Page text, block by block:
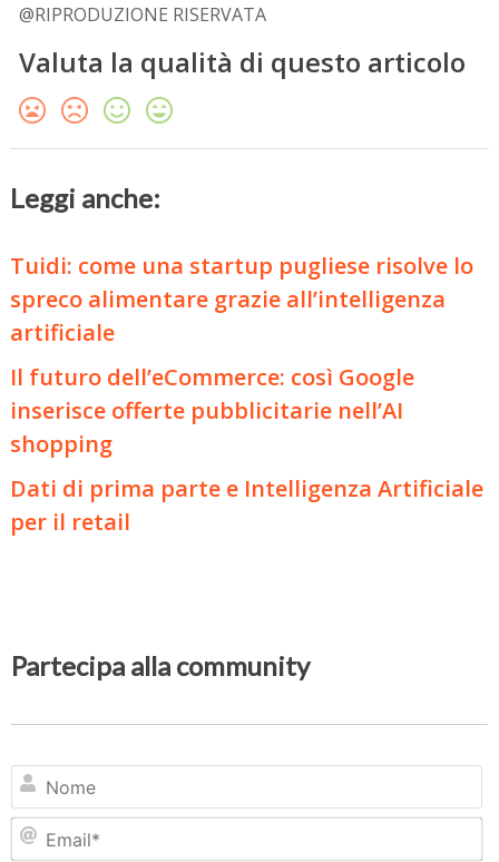
@RIPRODUZIONE RISERVATA
Valuta la qualità di questo articolo
Leggi anche:
Tuidi: come una startup pugliese risolve lo
spreco alimentare grazie all’intelligenza
artificiale
Il futuro dell’eCommerce: così Google
inserisce offerte pubblicitarie nell’AI
shopping
Dati di prima parte e Intelligenza Artificiale
per il retail
Partecipa alla community